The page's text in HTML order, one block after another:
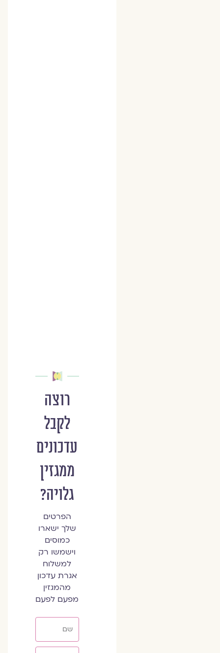
רוצה
לקבל
עדכונים
ממגזין
גלויה?
הפרטים
שלך ישארו
כמוסים
וישמשו רק
למשלוח
אגרת עדכון
מהמגזין
מפעם לפעם